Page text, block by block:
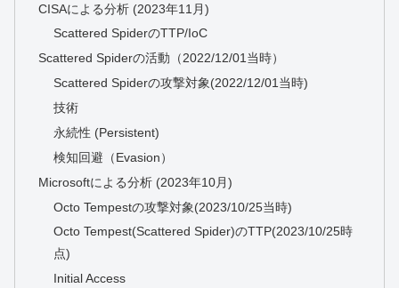
CISAによる分析 (2023年11月)
Scattered SpiderのTTP/IoC
Scattered Spiderの活動（2022/12/01当時）
Scattered Spiderの攻撃対象(2022/12/01当時)
技術
永続性 (Persistent)
検知回避（Evasion）
Microsoftによる分析 (2023年10月)
Octo Tempestの攻撃対象(2023/10/25当時)
Octo Tempest(Scattered Spider)のTTP(2023/10/25時
点)
Initial Access